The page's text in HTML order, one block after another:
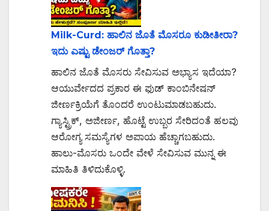
Milk-Curd: ಹಾಲಿನ ಜೊತೆ ಮೊಸರೂ ಕುಡೀತೀರಾ?
ಇದು ಎಷ್ಟು ಡೇಂಜರ್ ಗೊತ್ತಾ?
ಹಾಲಿನ ಜೊತೆ ಮೊಸರು ಸೇವಿಸುವ ಅಭ್ಯಾಸ ಇದೆಯಾ?
ಆಯುರ್ವೇದದ ಪ್ರಕಾರ ಈ ಫುಡ್ ಕಾಂಬಿನೇಷನ್
ಜೀರ್ಣಕ್ರಿಯೆಗೆ ತೊಂದರೆ ಉಂಟುಮಾಡಬಹುದು.
ಗ್ಯಾಸ್ಟ್ರಿಕ್, ಅಜೀರ್ಣ, ಹೊಟ್ಟೆ ಉಬ್ಬರ ಸೇರಿದಂತೆ ಹಲವು
ಆರೋಗ್ಯ ಸಮಸ್ಯೆಗಳ ಅಪಾಯ ಹೆಚ್ಚಾಗಬಹುದು.
ಹಾಲು-ಮೊಸರು ಒಂದೇ ವೇಳೆ ಸೇವಿಸುವ ಮುನ್ನ ಈ
ಮಾಹಿತಿ ತಿಳಿದುಕೊಳ್ಳಿ.